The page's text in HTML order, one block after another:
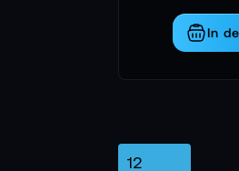
würde sie direkt
fließenden
Ersatzpropeller,
In